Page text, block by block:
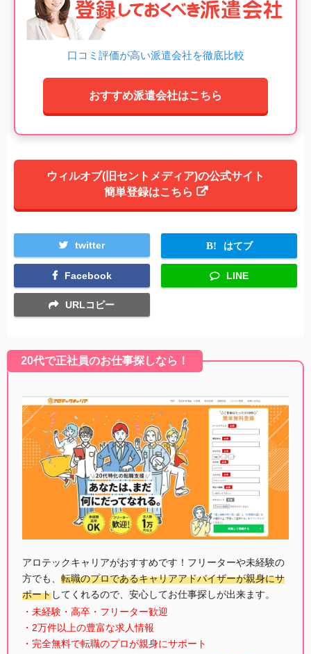
口コミ評価が高い派遣会社を徹底比較
おすすめ派遣会社はこちら
ウィルオブ(旧セントメディア)の公式サイト
簡単登録はこちら
twitter はてブ
Facebook LINE
URLコピー
20代で正社員のお仕事探しなら！
アロテックキャリアがおすすめです！フリーターや未経験の
方でも、 転職のプロであるキャリアアドバイザーが親身にサ
ポートしてくれるので、安心してお仕事探しが出来ます。
・未経験・高卒・フリーター歓迎
・2万件以上の豊富な求人情報
・完全無料で転職のプロが親身にサポート